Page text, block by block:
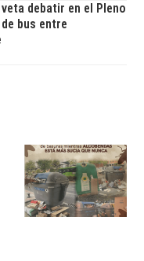
debatir en el Pleno
bus entre